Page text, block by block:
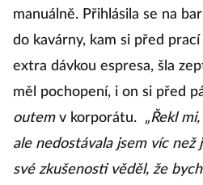
manuálně. Přihlásila se na
do kavárny, kam si před
extra dávkou espresa, šla
měl pochopení, i on si před
outemv korporátu.
„Řekl
ale nedostávala jsem víc než
své zkušenosti věděl, že